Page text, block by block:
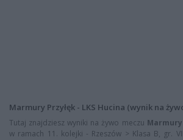
Marmury Przyłęk - LKS Hucina (wynik na
Tutaj znajdziesz wyniki na żywo meczu Marmury
w ramach 11. kolejki - Rzeszów > Klasa B, gr.